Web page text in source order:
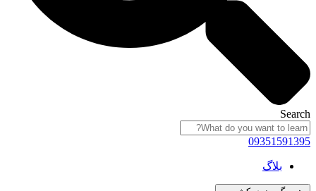
Search
09351591395
بلاگ